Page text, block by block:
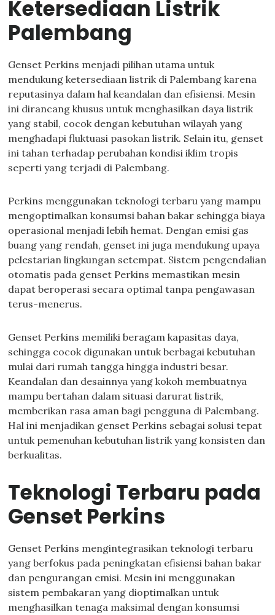
Ketersediaan Listrik
Palembang
Genset Perkins menjadi pilihan utama untuk
mendukung ketersediaan listrik di Palembang karena
reputasinya dalam hal keandalan dan efisiensi. Mesin
ini dirancang khusus untuk menghasilkan daya listrik
yang stabil, cocok dengan kebutuhan wilayah yang
menghadapi fluktuasi pasokan listrik. Selain itu, genset
ini tahan terhadap perubahan kondisi iklim tropis
seperti yang terjadi di Palembang.
Perkins menggunakan teknologi terbaru yang mampu
mengoptimalkan konsumsi bahan bakar sehingga biaya
operasional menjadi lebih hemat. Dengan emisi gas
buang yang rendah, genset ini juga mendukung upaya
pelestarian lingkungan setempat. Sistem pengendalian
otomatis pada genset Perkins memastikan mesin
dapat beroperasi secara optimal tanpa pengawasan
terus-menerus.
Genset Perkins memiliki beragam kapasitas daya,
sehingga cocok digunakan untuk berbagai kebutuhan
mulai dari rumah tangga hingga industri besar.
Keandalan dan desainnya yang kokoh membuatnya
mampu bertahan dalam situasi darurat listrik,
memberikan rasa aman bagi pengguna di Palembang.
Hal ini menjadikan genset Perkins sebagai solusi tepat
untuk pemenuhan kebutuhan listrik yang konsisten dan
berkualitas.
Teknologi Terbaru pada
Genset Perkins
Genset Perkins mengintegrasikan teknologi terbaru
yang berfokus pada peningkatan efisiensi bahan bakar
dan pengurangan emisi. Mesin ini menggunakan
sistem pembakaran yang dioptimalkan untuk
menghasilkan tenaga maksimal dengan konsumsi